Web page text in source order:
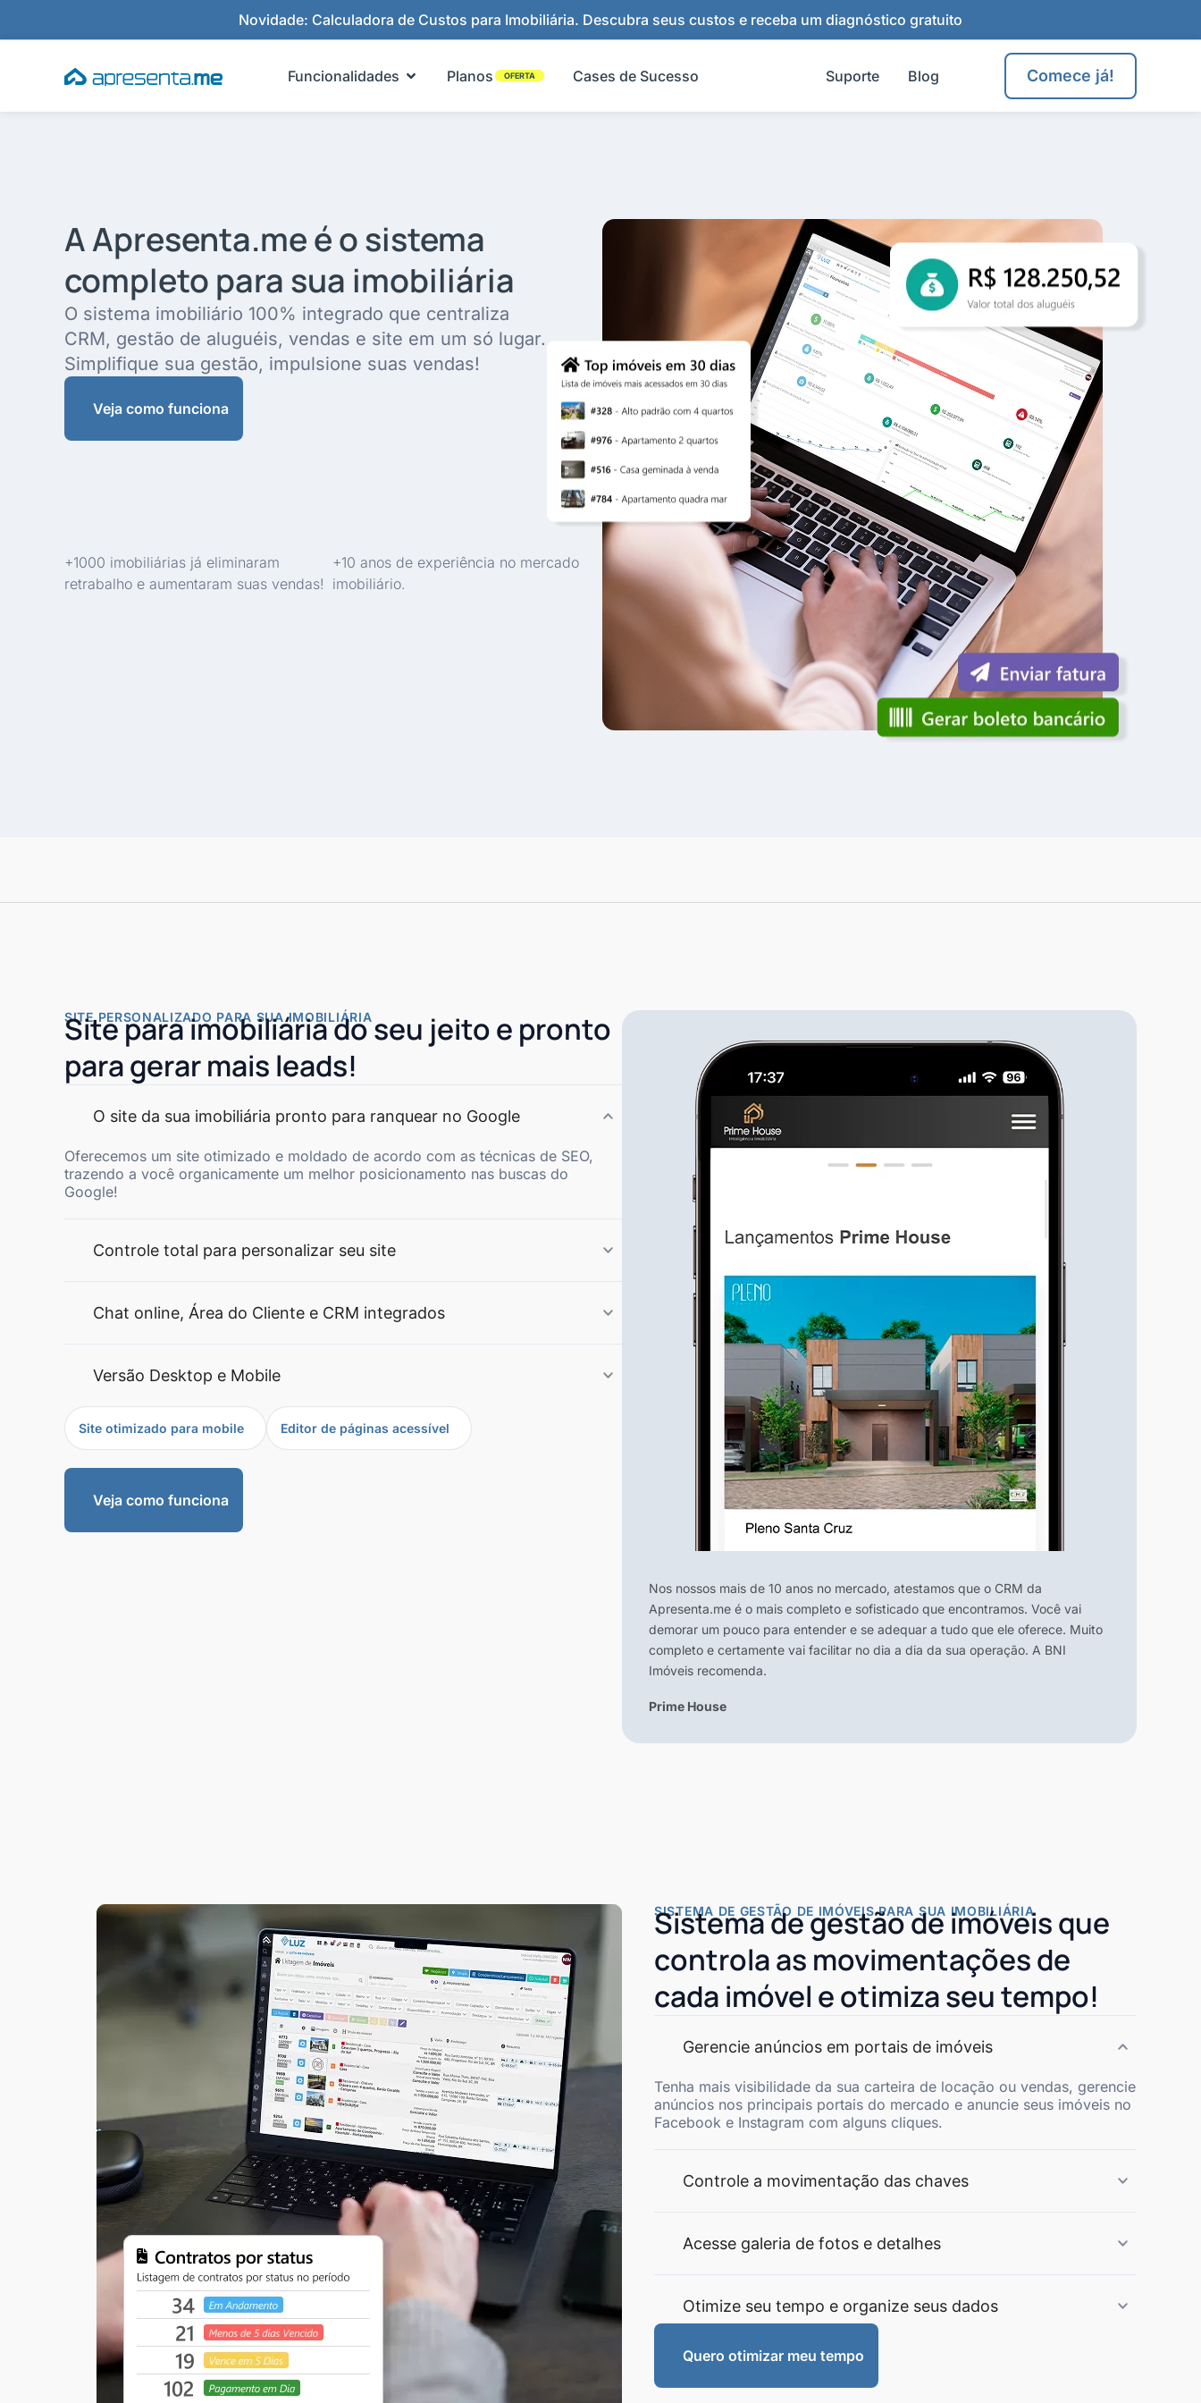
Novidade: Calculadora de Custos para Imobiliária. Descubra seus custos e receba um diagnóstico gratuito
Funcionalidades Abrir Funcionalidades
Planos OFERTA Cases de Sucesso Suporte Blog Comece já!
A Apresenta.me é o sistema
completo para sua imobiliária
O sistema imobiliário 100% integrado que centraliza
CRM, gestão de aluguéis, vendas e site em um só lugar.
Simplifique sua gestão, impulsione suas vendas!
Veja como funciona
+1000 imobiliárias já eliminaram
retrabalho e aumentaram suas vendas!
+10 anos de experiência no mercado
imobiliário.
SITE PERSONALIZADO PARA SUA IMOBILIÁRIA
Site para imobiliária do seu jeito e pronto
para gerar mais leads!
O site da sua imobiliária pronto para ranquear no Google
Oferecemos um site otimizado e moldado de acordo com as técnicas de SEO,
trazendo a você organicamente um melhor posicionamento nas buscas do
Google!
Controle total para personalizar seu site
Chat online, Área do Cliente e CRM integrados
Versão Desktop e Mobile
Site otimizado para mobile Editor de páginas acessível
Veja como funciona
Nos nossos mais de 10 anos no mercado, atestamos que o CRM da
Apresenta.me é o mais completo e sofisticado que encontramos. Você vai
demorar um pouco para entender e se adequar a tudo que ele oferece. Muito
completo e certamente vai facilitar no dia a dia da sua operação. A BNI
Imóveis recomenda.
Prime House
SISTEMA DE GESTÃO DE IMÓVEIS PARA SUA IMOBILIÁRIA
Sistema de gestão de imóveis que
controla as movimentações de
cada imóvel e otimiza seu tempo!
Gerencie anúncios em portais de imóveis
Tenha mais visibilidade da sua carteira de locação ou vendas, gerencie
anúncios nos principais portais do mercado e anuncie seus imóveis no
Facebook e Instagram com alguns cliques.
Controle a movimentação das chaves
Acesse galeria de fotos e detalhes
Otimize seu tempo e organize seus dados
Quero otimizar meu tempo